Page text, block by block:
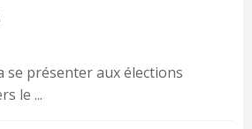
se présenter aux élections
le ...